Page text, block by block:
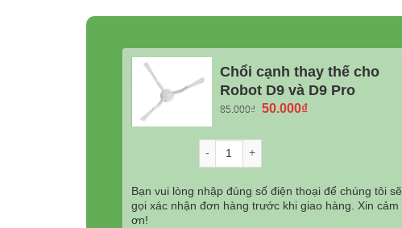
Chổi cạnh thay thế cho
Robot D9 và D9 Pro
85.000₫ Giá
là:
50.000₫Giá
Bạn vui lòng nhập đúng số điện thoại để chúng tôi sẽ
gọi xác nhận đơn hàng trước khi giao hàng. Xin cảm
ơn!